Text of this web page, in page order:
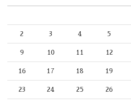
2 3 4 5
9 10 11 12
16 17 18 19
23 24 25 26